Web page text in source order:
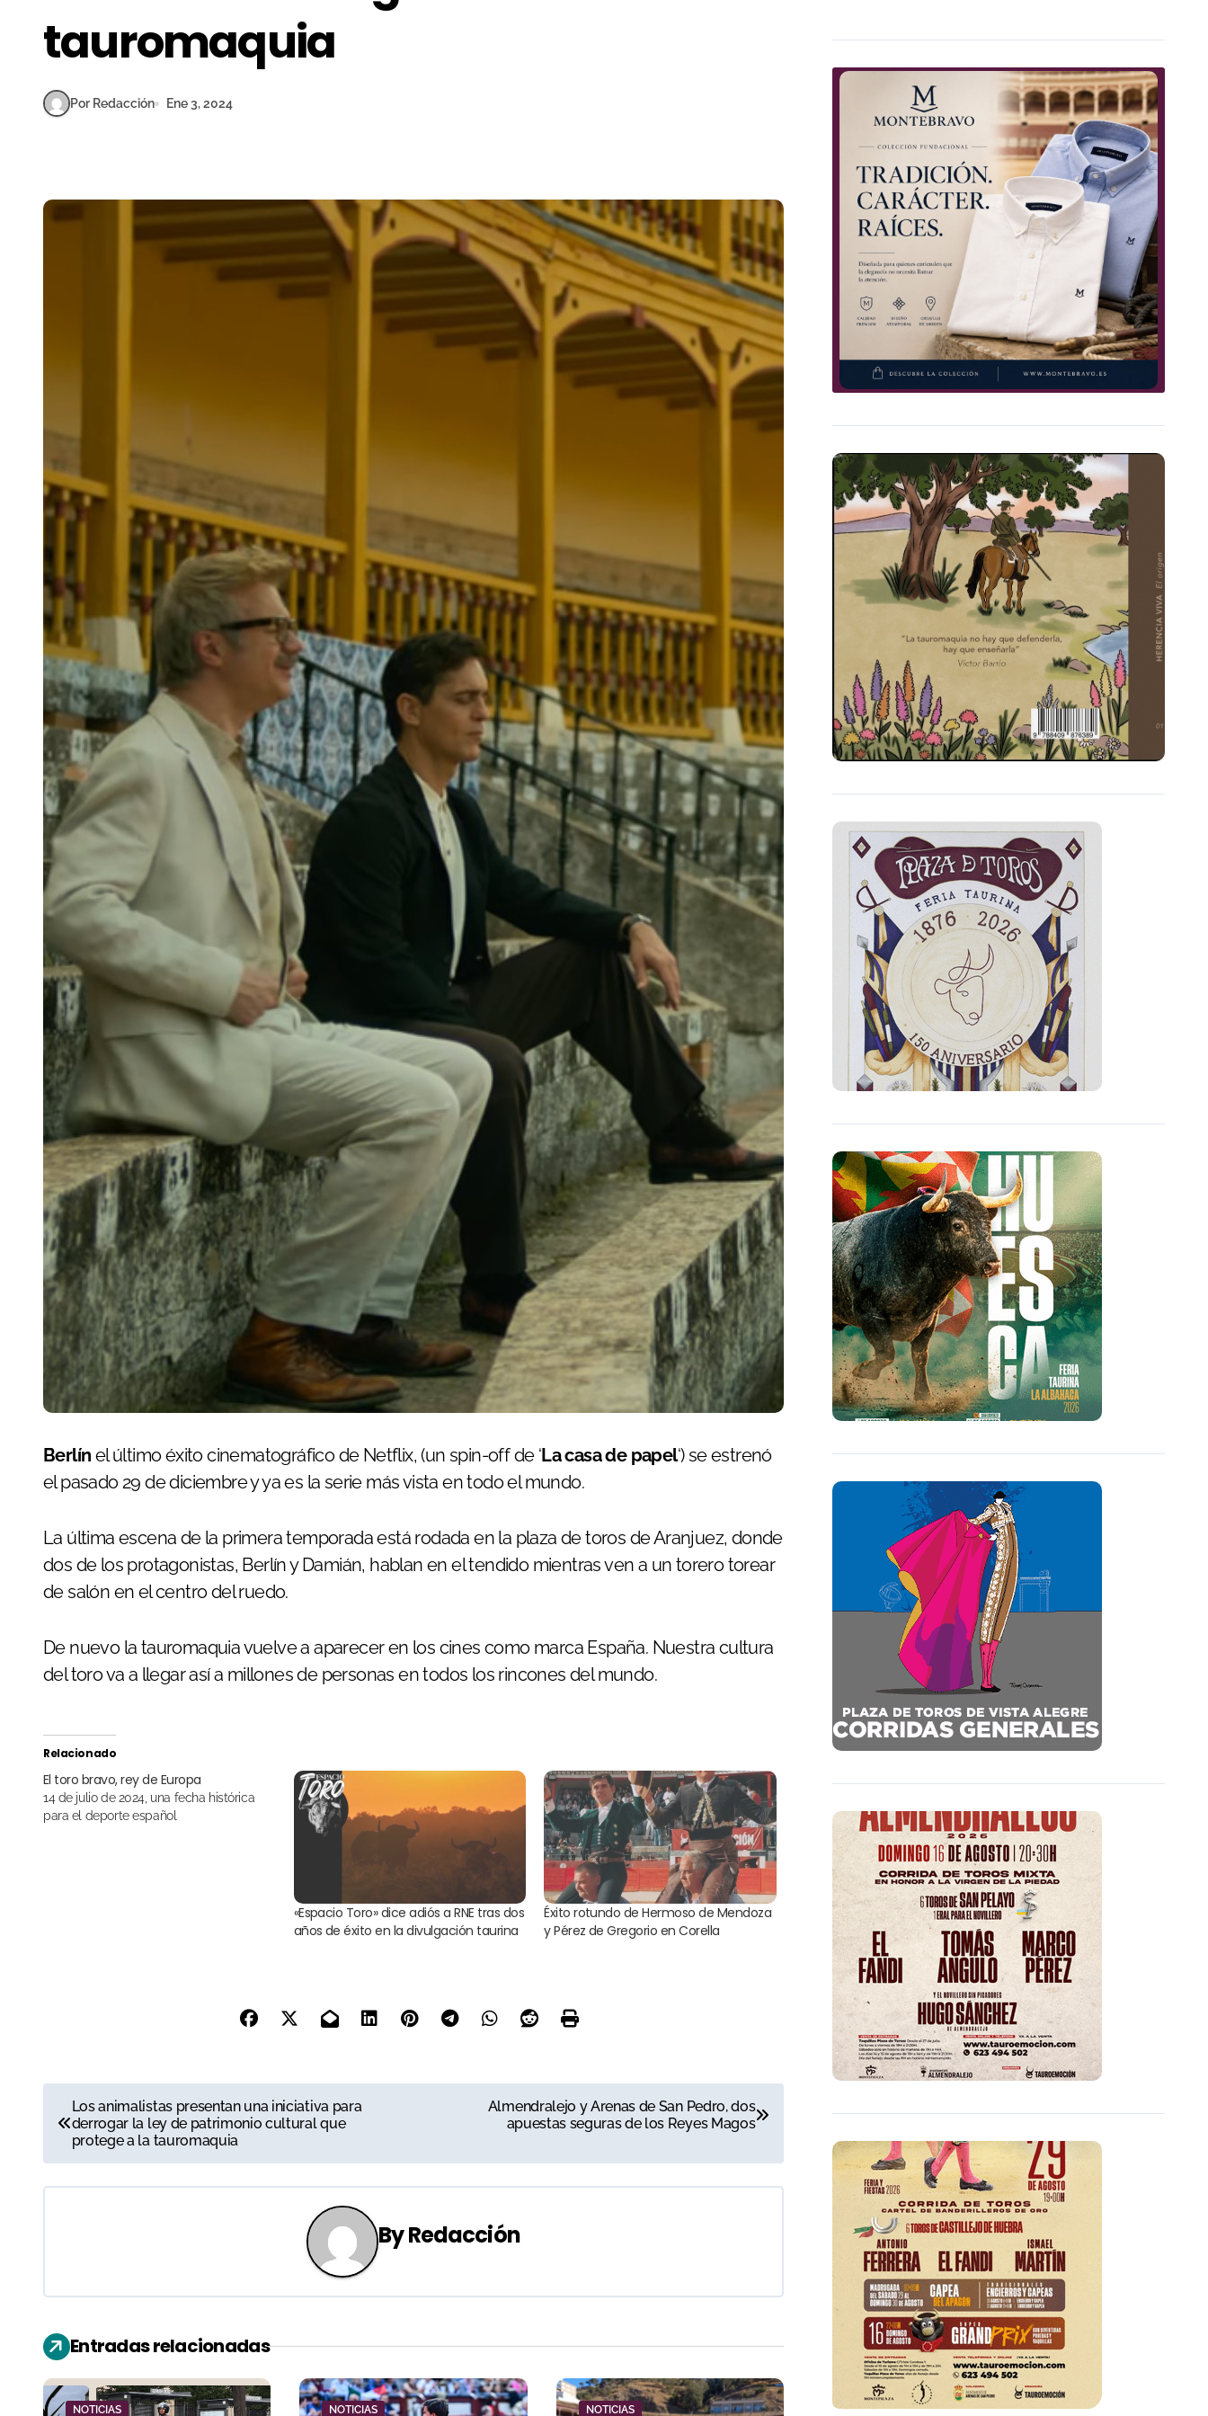
tauromaquia
Por Redacción Ene 3, 2024
Berlín el último éxito cinematográfico de Netflix, (un spin-off de ‘La casa de papel‘) se estrenó
el pasado 29 de diciembre y ya es la serie más vista en todo el mundo.
La última escena de la primera temporada está rodada en la plaza de toros de Aranjuez, donde
dos de los protagonistas, Berlín y Damián, hablan en el tendido mientras ven a un torero torear
de salón en el centro del ruedo.
De nuevo la tauromaquia vuelve a aparecer en los cines como marca España. Nuestra cultura
del toro va a llegar así a millones de personas en todos los rincones del mundo.
Relacionado
El toro bravo, rey de Europa
14 de julio de 2024, una fecha histórica
para el deporte español
«Espacio Toro» dice adiós a RNE tras dos
años de éxito en la divulgación taurina
Éxito rotundo de Hermoso de Mendoza
y Pérez de Gregorio en Corella
a
v
a
i
ó
Los animalistas presentan una iniciativa para
derrogar la ley de patrimonio cultural que
protege a la tauromaquia
Almendralejo y Arenas de San Pedro, dos
apuestas seguras de los Reyes Magos
ByRedacción
Entradas relacionadas
NOTICIAS NOTICIAS NOTICIAS